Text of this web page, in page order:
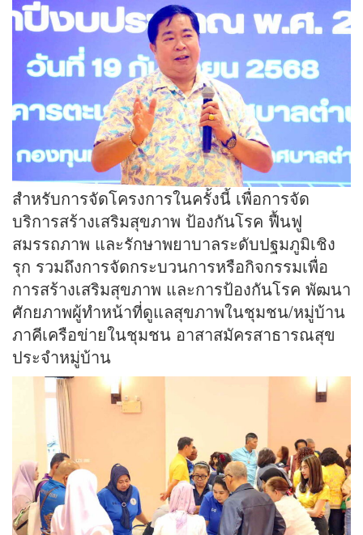
สำหรับการจัดโครงการในครั้งนี้ เพื่อการจัด
บริการสร้างเสริมสุขภาพ ป้องกันโรค ฟื้นฟู
สมรรถภาพ และรักษาพยาบาลระดับปฐมภูมิเชิง
รุก รวมถึงการจัดกระบวนการหรือกิจกรรมเพื่อ
การสร้างเสริมสุขภาพ และการป้องกันโรค พัฒนา
ศักยภาพผู้ทำหน้าที่ดูแลสุขภาพในชุมชน/หมู่บ้าน
ภาคีเครือข่ายในชุมชน อาสาสมัครสาธารณสุข
ประจำหมู่บ้าน